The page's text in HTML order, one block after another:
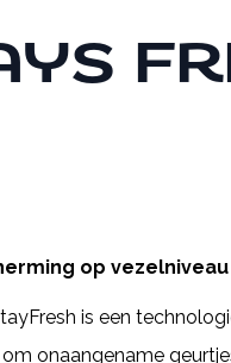
op
is een
onaangename